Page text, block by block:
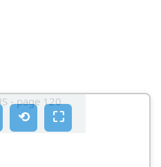
⟲ ⛶